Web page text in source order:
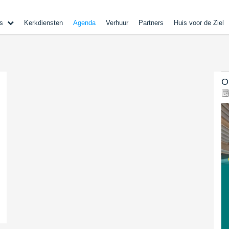
Kerkdiensten Agenda Verhuur Partners Huis voor de Ziel